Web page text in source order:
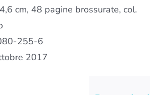
cm, 48 pagine brossurate, col.
255-6
2017